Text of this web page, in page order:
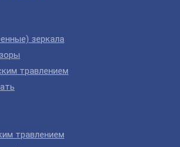
зеркала
травлением
травлением